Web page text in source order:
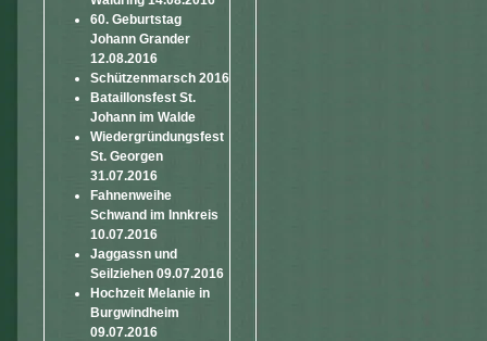
60. Geburtstag
Johann Grander
12.08.2016
Schützenmarsch 2016
Bataillonsfest St.
Johann im Walde
Wiedergründungsfest
St. Georgen
31.07.2016
Fahnenweihe
Schwand im Innkreis
10.07.2016
Jaggassn und
Seilziehen 09.07.2016
Hochzeit Melanie in
Burgwindheim
09.07.2016